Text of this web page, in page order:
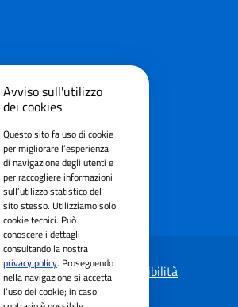
Dichiarazione di accessibilità
Avviso sull'utilizzo
dei cookies
Questo sito fa uso di cookie
per migliorare l’esperienza
di navigazione degli utenti e
per raccogliere informazioni
sull’utilizzo statistico del
sito stesso. Utilizziamo solo
cookie tecnici. Può
conoscere i dettagli
consultando la nostra
privacy policy. Proseguendo
nella navigazione si accetta
l’uso dei cookie; in caso